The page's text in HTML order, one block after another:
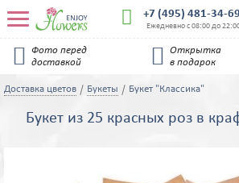
 +7 (495) 481-34-69
Ежедневно с 08:00 до

Фото перед
доставкой

Открытка
в подарок
Доставка цветов Букеты Букет "Классика"
Букет из 25 красных роз в